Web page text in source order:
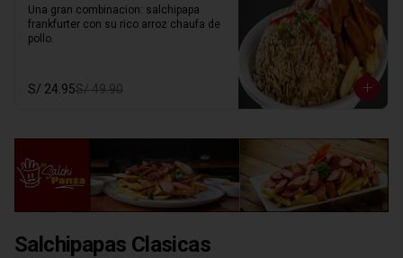
Una gran combinacion: salchipapa
frankfurter con su rico arroz chaufa de
pollo.
S/ 24.95S/ 49.90
Salchipapas Clasicas